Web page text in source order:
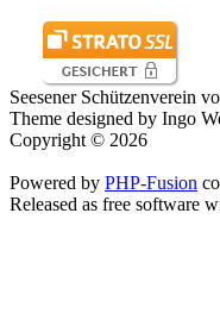
Seesener Schützenverein
Theme designed by Ingo
Copyright © 2026
Powered by PHP-Fusion
Released as free software